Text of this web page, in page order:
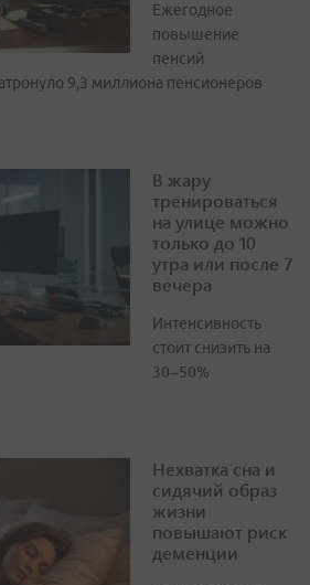
Ежегодное
повышение
пенсий
9,3 миллиона пенсионеров
В жару
тренироваться
на улице можно
только до 10
утра или после 7
вечера
Интенсивность
стоит снизить на
30–50%
Нехватка сна и
сидячий образ
жизни
повышают риск
деменции